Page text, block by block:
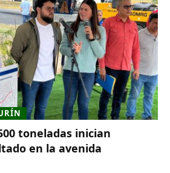
toneladas inician
en la avenida